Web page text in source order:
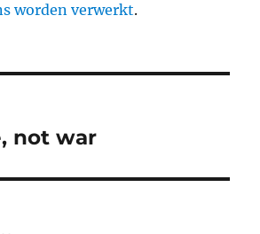
worden verwerkt.
not war